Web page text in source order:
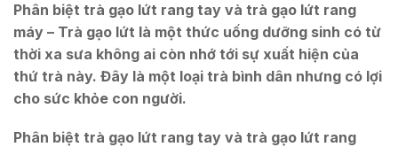
Phân biệt trà gạo lứt rang tay và trà gạo lứt rang
máy – Trà gạo lứt là một thức uống dưỡng sinh có từ
thời xa sưa không ai còn nhớ tới sự xuất hiện của
thứ trà này. Đây là một loại trà bình dân nhưng có lợi
cho sức khỏe con người.
Phân biệt trà gạo lứt rang tay và trà gạo lứt rang